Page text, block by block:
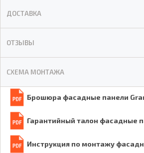
Брошюра фасадные панели
Гарантийный талон фасадные
Инструкция по монтажу
ДОСТАВКА
ОТЗЫВЫ
СХЕМА МОНТАЖА